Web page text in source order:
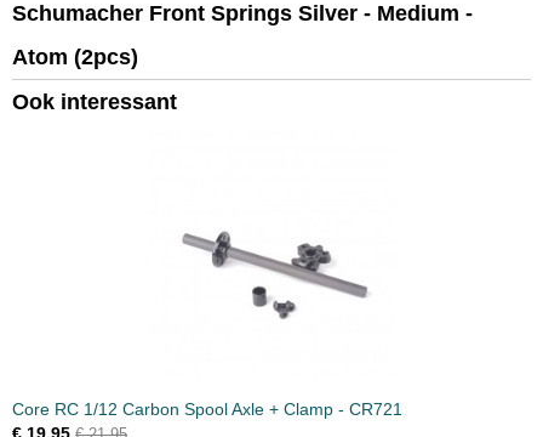
Schumacher Front Springs Silver - Medium -
Atom (2pcs)
Ook interessant
Core RC 1/12 Carbon Spool Axle + Clamp - CR721